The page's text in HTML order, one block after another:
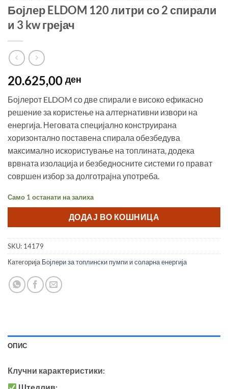
Бојлер ELDOM 120 литри со 2 спирали
и 3 kw грејач
20.625,00 ден
Бојлерот ELDOM со две спирали е високо ефикасно
решение за користење на алтернативни извори на
енергија. Неговата специјално конструирана
хоризонтално поставена спирала обезбедува
максимално искористување на топлината, додека
врвната изолација и безбедносните системи го прават
совршен избор за долготрајна употреба.
Само 1 останати на залиха
ДОДАЈ ВО КОШНИЦА
SKU: 14179
КатегоријаБојлери за топлински пумпи и соларна енергија
ОПИС
Клучни карактеристики: